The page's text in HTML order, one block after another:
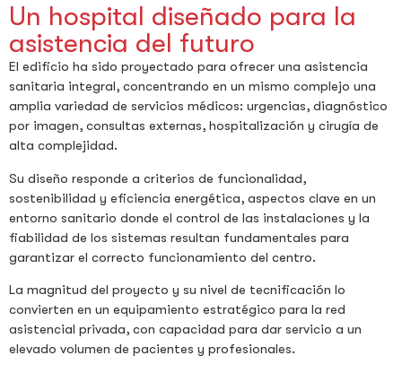
Un hospital diseñado para la
asistencia del futuro
El edificio ha sido proyectado para ofrecer una asistencia
sanitaria integral, concentrando en un mismo complejo una
amplia variedad de servicios médicos: urgencias, diagnóstico
por imagen, consultas externas, hospitalización y cirugía de
alta complejidad.
Su diseño responde a criterios de funcionalidad,
sostenibilidad y eficiencia energética, aspectos clave en un
entorno sanitario donde el control de las instalaciones y la
fiabilidad de los sistemas resultan fundamentales para
garantizar el correcto funcionamiento del centro.
La magnitud del proyecto y su nivel de tecnificación lo
convierten en un equipamiento estratégico para la red
asistencial privada, con capacidad para dar servicio a un
elevado volumen de pacientes y profesionales.